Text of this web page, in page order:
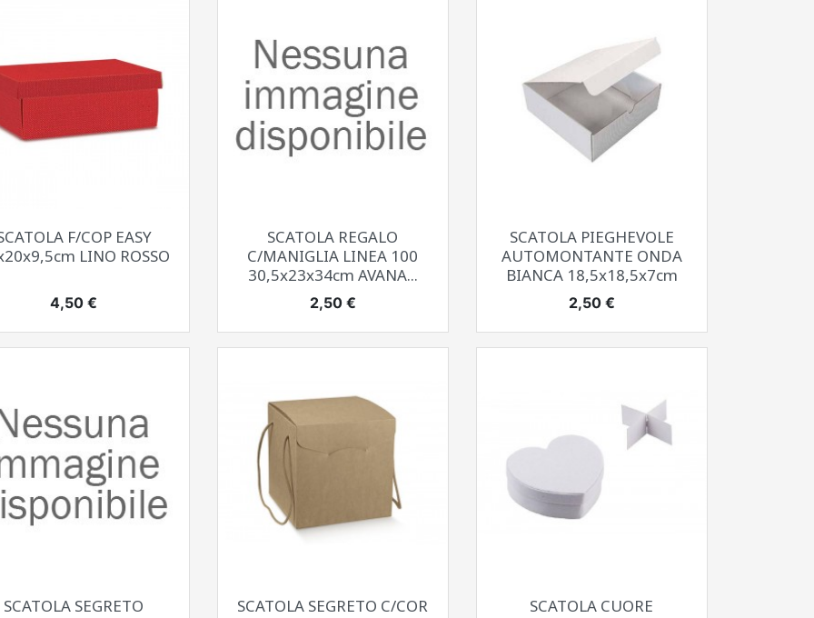
F/COP EASY
LINO ROSSO
Prezzo
4,50 €
SCATOLA REGALO
C/MANIGLIA LINEA 100
30,5x23x34cm AVANA...
Prezzo
2,50 €
SCATOLA PIEGHEVOLE
AUTOMONTANTE ONDA
BIANCA 18,5x18,5x7cm
Prezzo
2,50 €
SCATOLA SEGRETO
SCATOLA SEGRETO C/COR
SCATOLA CUORE